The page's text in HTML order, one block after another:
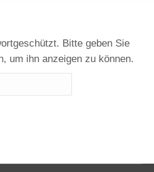
Bitte geben Sie
um ihn anzeigen zu können.